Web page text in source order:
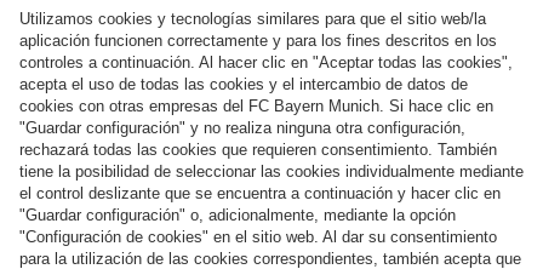
SORTEO
Estos son los grupos que le esperan a los